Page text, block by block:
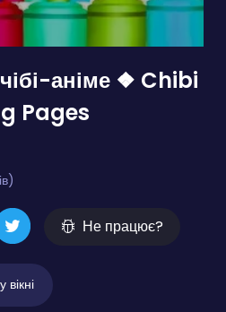
аніме ❖ Chibi
Pages
Не працює?